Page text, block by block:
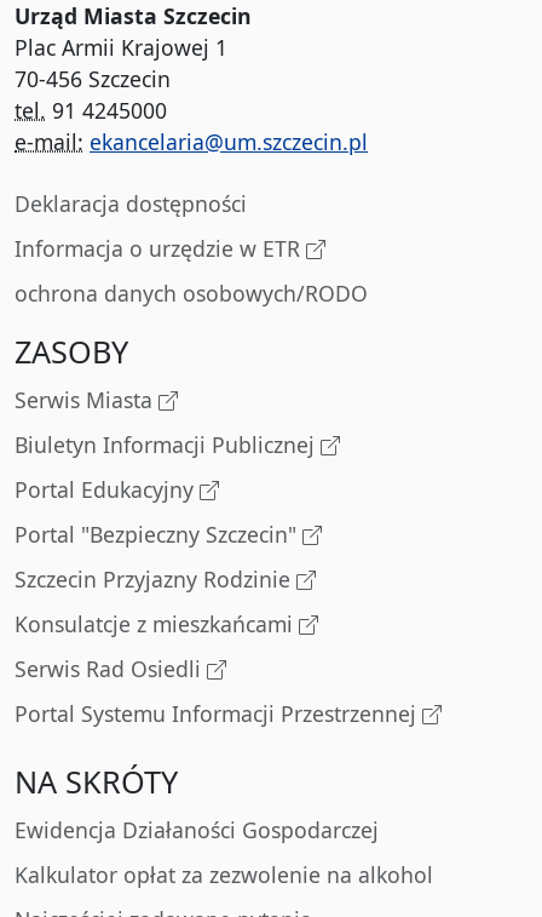
Urząd Miasta Szczecin
Plac Armii Krajowej 1
70-456 Szczecin
tel. 91 4245000
e-mail: ekancelaria@um.szczecin.pl
Deklaracja dostępności
Informacja o urzędzie w ETR
ochrona danych osobowych/RODO
ZASOBY
Serwis Miasta
Biuletyn Informacji Publicznej
Portal Edukacyjny
Portal "Bezpieczny Szczecin"
Szczecin Przyjazny Rodzinie
Konsulatcje z mieszkańcami
Serwis Rad Osiedli
Portal Systemu Informacji Przestrzennej
NA SKRÓTY
Ewidencja Działaności Gospodarczej
Kalkulator opłat za zezwolenie na alkohol